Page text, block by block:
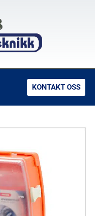
KONTAKT OSS